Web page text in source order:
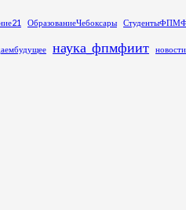
ОбразованиеЧебоксары
наука_фпмфиит